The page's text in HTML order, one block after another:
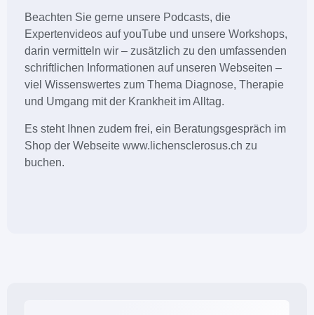
Beachten Sie gerne unsere Podcasts, die
Expertenvideos auf youTube und unsere Workshops,
darin vermitteln wir – zusätzlich zu den umfassenden
schriftlichen Informationen auf unseren Webseiten –
viel Wissenswertes zum Thema Diagnose, Therapie
und Umgang mit der Krankheit im Alltag.
Es steht Ihnen zudem frei, ein Beratungsgespräch im
Shop der Webseite www.lichensclerosus.ch zu
buchen.